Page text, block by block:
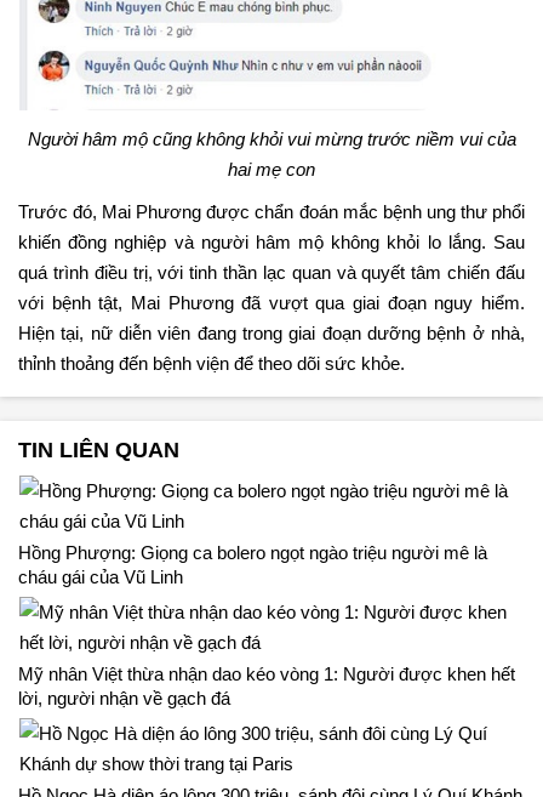
Người hâm mộ cũng không khỏi vui mừng trước niềm vui của
hai mẹ con
Trước đó, Mai Phương được chẩn đoán mắc bệnh ung thư phổi
khiến đồng nghiệp và người hâm mộ không khỏi lo lắng. Sau
quá trình điều trị, với tinh thần lạc quan và quyết tâm chiến đấu
với bệnh tật, Mai Phương đã vượt qua giai đoạn nguy hiểm.
Hiện tại, nữ diễn viên đang trong giai đoạn dưỡng bệnh ở nhà,
thỉnh thoảng đến bệnh viện để theo dõi sức khỏe.
TIN LIÊN QUAN
Hồng Phượng: Giọng ca bolero ngọt ngào triệu người mê là
cháu gái của Vũ Linh
Mỹ nhân Việt thừa nhận dao kéo vòng 1: Người được khen hết
lời, người nhận về gạch đá